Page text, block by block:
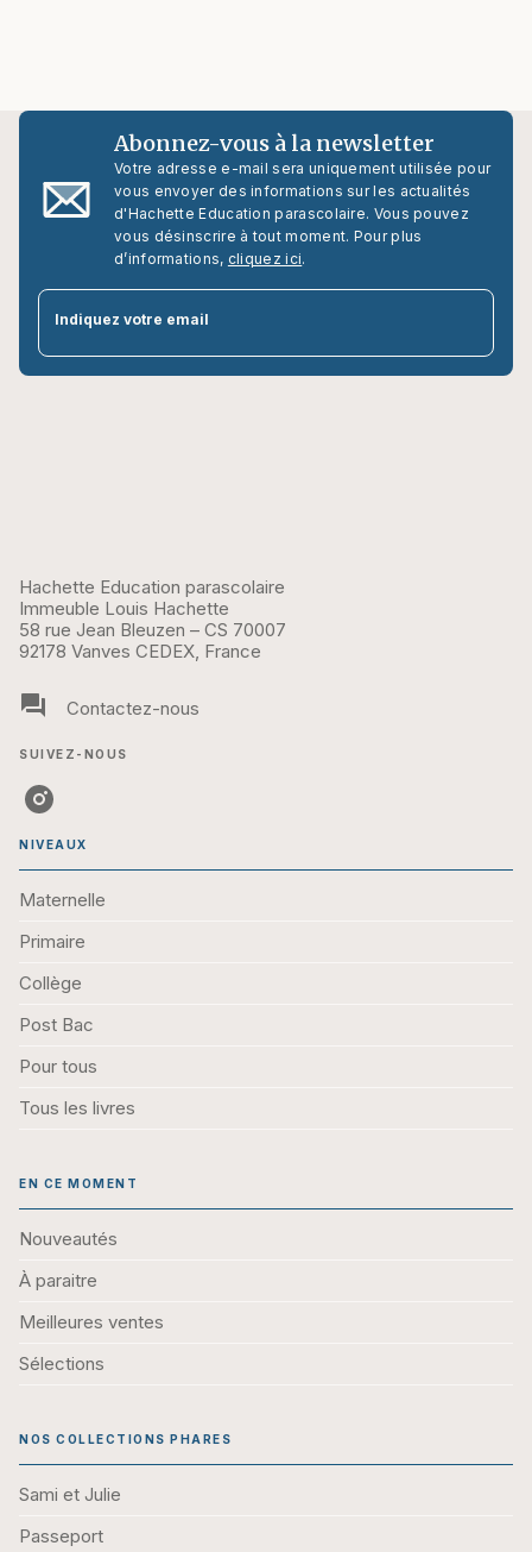
Abonnez-vous à la newsletter
Votre adresse e-mail sera uniquement utilisée pour
vous envoyer des informations sur les actualités
d'Hachette Education parascolaire. Vous pouvez
vous désinscrire à tout moment. Pour plus
d’informations, cliquez ici.
Indiquez votre email
Hachette Education parascolaire
Immeuble Louis Hachette
58 rue Jean Bleuzen – CS 70007
92178 Vanves CEDEX, France
question_answer Contactez-nous
SUIVEZ-NOUS
NIVEAUX
Maternelle
Primaire
Collège
Post Bac
Pour tous
Tous les livres
EN CE MOMENT
Nouveautés
À paraitre
Meilleures ventes
Sélections
NOS COLLECTIONS PHARES
Sami et Julie
Passeport